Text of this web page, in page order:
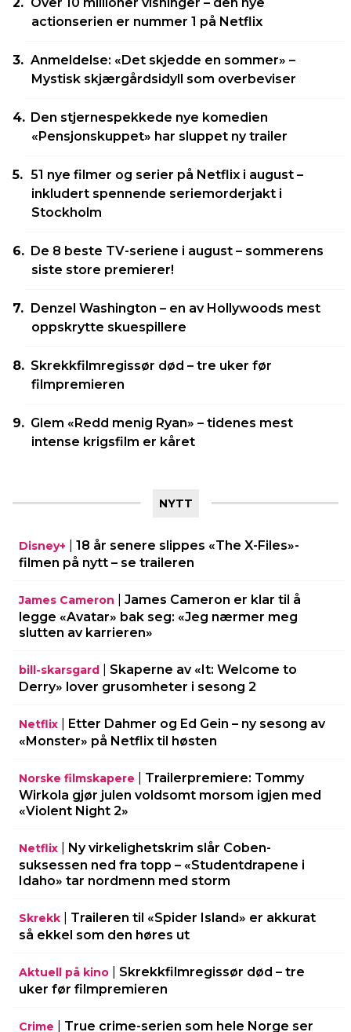
actionserien er nummer 1 på Netflix
Anmeldelse: «Det skjedde en sommer» –
Mystisk skjærgårdsidyll som overbeviser
Den stjernespekkede nye komedien
«Pensjonskuppet» har sluppet ny trailer
51 nye filmer og serier på Netflix i august –
inkludert spennende seriemorderjakt i
Stockholm
De 8 beste TV-seriene i august – sommerens
siste store premierer!
Denzel Washington – en av Hollywoods mest
oppskrytte skuespillere
Skrekkfilmregissør død – tre uker før
filmpremieren
Glem «Redd menig Ryan» – tidenes mest
intense krigsfilm er kåret
NYTT
Disney+
18 år senere slippes «The X-Files»-
filmen på nytt – se traileren
James Cameron
James Cameron er klar til å
legge «Avatar» bak seg: «Jeg nærmer meg
slutten av karrieren»
bill-skarsgard
Skaperne av «It: Welcome to
Derry» lover grusomheter i sesong 2
Netflix
Etter Dahmer og Ed Gein – ny sesong av
«Monster» på Netflix til høsten
Norske filmskapere
Trailerpremiere: Tommy
Wirkola gjør julen voldsomt morsom igjen med
«Violent Night 2»
Netflix
Ny virkelighetskrim slår Coben-
suksessen ned fra topp – «Studentdrapene i
Idaho» tar nordmenn med storm
Skrekk
Traileren til «Spider Island» er akkurat
så ekkel som den høres ut
Aktuell på kino
Skrekkfilmregissør død – tre
uker før filmpremieren
Crime True crime-serien som hele Norge ser